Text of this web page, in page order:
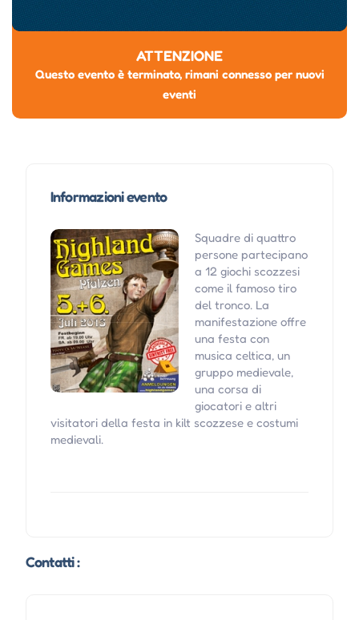
ATTENZIONE
Questo evento è terminato, rimani connesso per nuovi
eventi
Informazioni evento
Squadre di quattro
persone partecipano
a 12 giochi scozzesi
come il famoso tiro
del tronco. La
manifestazione offre
una festa con
musica celtica, un
gruppo medievale,
una corsa di
giocatori e altri
visitatori della festa in kilt scozzese e costumi
medievali.
Contatti :